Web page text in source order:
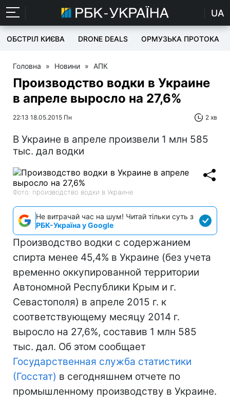
UA
ОБСТРІЛ КИЄВА DRONE DEALS ОРМУЗЬКА ПРОТОКА
Головна » Новини » АПК
Производство водки в Украине
в апреле выросло на 27,6%
22:13 18.05.2015 Пн 2 хв
В Украине в апреле произвели 1 млн 585
тыс. дал водки
Фото: производство водки в Украине
Не витрачай час на шум! Читай тільки суть з
РБК-Україна у Google
Производство водки с содержанием
спирта менее 45,4% в Украине (без учета
временно оккупированной территории
Автономной Республики Крым и г.
Севастополя) в апреле 2015 г. к
соответствующему месяцу 2014 г.
выросло на 27,6%, составив 1 млн 585
тыс. дал. Об этом сообщает
Государственная служба статистики
(Госстат) в сегодняшнем отчете по
промышленному производству в Украине.